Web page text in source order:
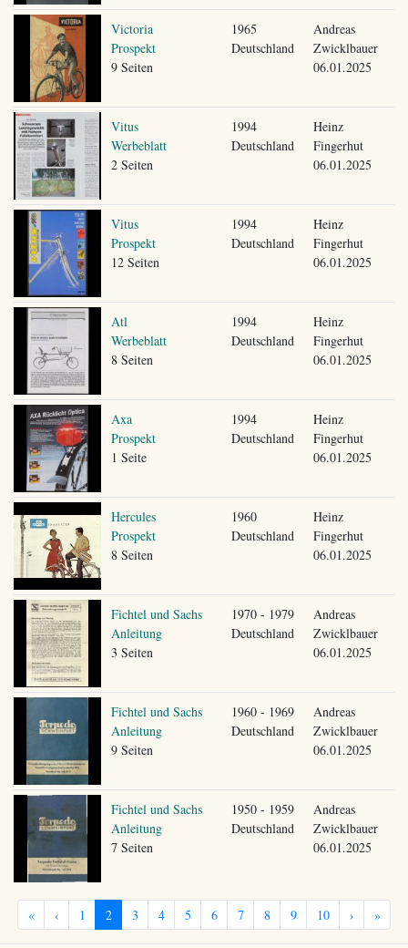
Victoria
Prospekt
9 Seiten
1965
Deutschland
Andreas
Zwicklbauer
06.01.2025
Vitus
Werbeblatt
2 Seiten
1994
Deutschland
Heinz
Fingerhut
06.01.2025
Vitus
Prospekt
12 Seiten
1994
Deutschland
Heinz
Fingerhut
06.01.2025
Atl
Werbeblatt
8 Seiten
1994
Deutschland
Heinz
Fingerhut
06.01.2025
Axa
Prospekt
1 Seite
1994
Deutschland
Heinz
Fingerhut
06.01.2025
Hercules
Prospekt
8 Seiten
1960
Deutschland
Heinz
Fingerhut
06.01.2025
Fichtel und Sachs
Anleitung
3 Seiten
1970 - 1979
Deutschland
Andreas
Zwicklbauer
06.01.2025
Fichtel und Sachs
Anleitung
9 Seiten
1960 - 1969
Deutschland
Andreas
Zwicklbauer
06.01.2025
Fichtel und Sachs
Anleitung
7 Seiten
1950 - 1959
Deutschland
Andreas
Zwicklbauer
06.01.2025
« ‹ 1 2 3 4 5 6 7 8 9 10 › »